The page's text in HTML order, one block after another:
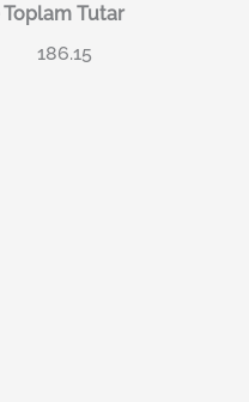
Toplam Tutar
186.15